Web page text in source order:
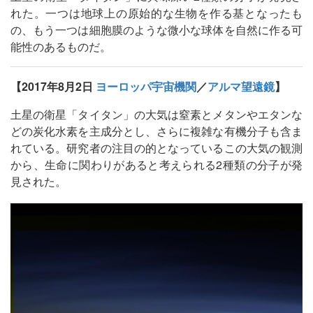
れた。一つは地球上の原始的な生物を作る基となったも
の、もう一つは細胞膜のような微小な球体を自然に作る可
能性のあるものだ。
【2017年8月2日 ヨーロッパ宇宙機関／アルマ望遠鏡】
土星の衛星「タイタン」の大気は窒素とメタンやエタンな
どの炭化水素を主成分とし、さらに複雑な有機分子も含ま
れている。研究者の注目の的となっているこの大気の観測
から、生命に関わりがあると考えられる2種類の分子が発
見された。